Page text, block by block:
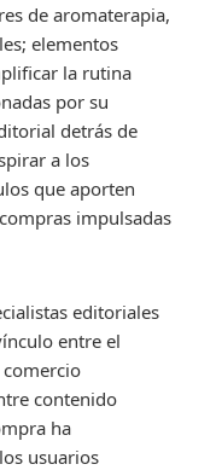
de aromaterapia,
elementos
la rutina
por su
detrás de
a los
que aporten
impulsadas
editoriales
entre el
contenido
ha
usuarios